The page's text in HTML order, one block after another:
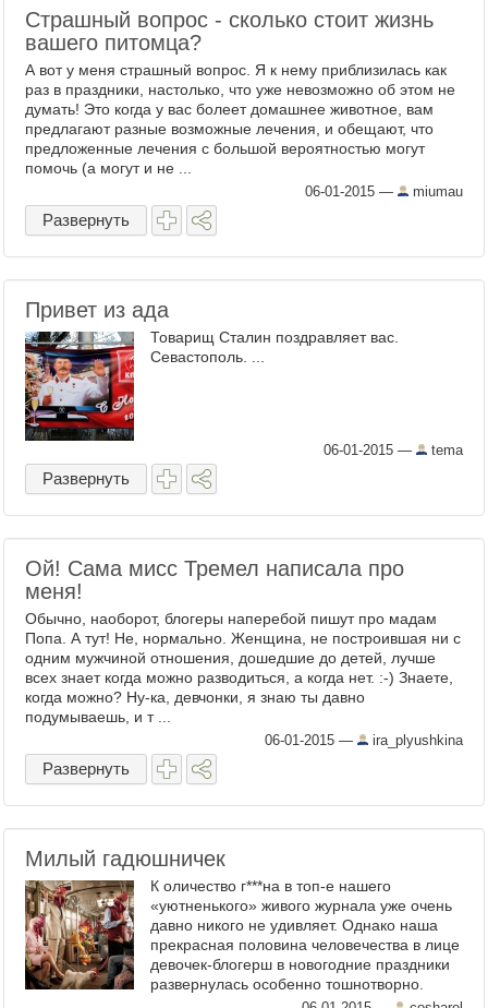
Страшный вопрос - сколько стоит жизнь
вашего питомца?
А вот у меня страшный вопрос. Я к нему приблизилась как
раз в праздники, настолько, что уже невозможно об этом не
думать! Это когда у вас болеет домашнее животное, вам
предлагают разные возможные лечения, и обещают, что
предложенные лечения с большой вероятностью могут
помочь (а могут и не ...
06-01-2015 — miumau
Развернуть
Привет из ада
Товарищ Сталин поздравляет вас.
Севастополь. ...
06-01-2015 — tema
Развернуть
Ой! Сама мисс Тремел написала про
меня!
Обычно, наоборот, блогеры наперебой пишут про мадам
Попа. А тут! Не, нормально. Женщина, не построившая ни с
одним мужчиной отношения, дошедшие до детей, лучше
всех знает когда можно разводиться, а когда нет. :-) Знаете,
когда можно? Ну-ка, девчонки, я знаю ты давно
подумываешь, и т ...
06-01-2015 — ira_plyushkina
Развернуть
Милый гадюшничек
К оличество г***на в топ-е нашего
«уютненького» живого журнала уже очень
давно никого не удивляет. Однако наша
прекрасная половина человечества в лице
девочек-блогерш в новогодние праздники
развернулась особенно тошнотворно.
Который день, заходя на главную